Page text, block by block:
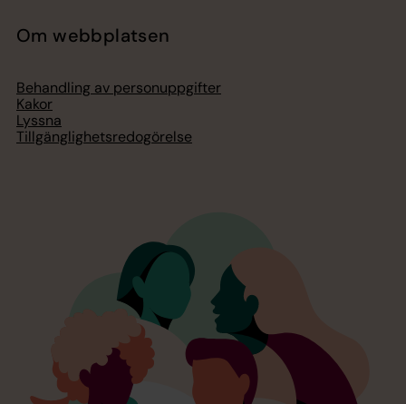
Om webbplatsen
Behandling av personuppgifter
Kakor
Lyssna
Tillgänglighetsredogörelse